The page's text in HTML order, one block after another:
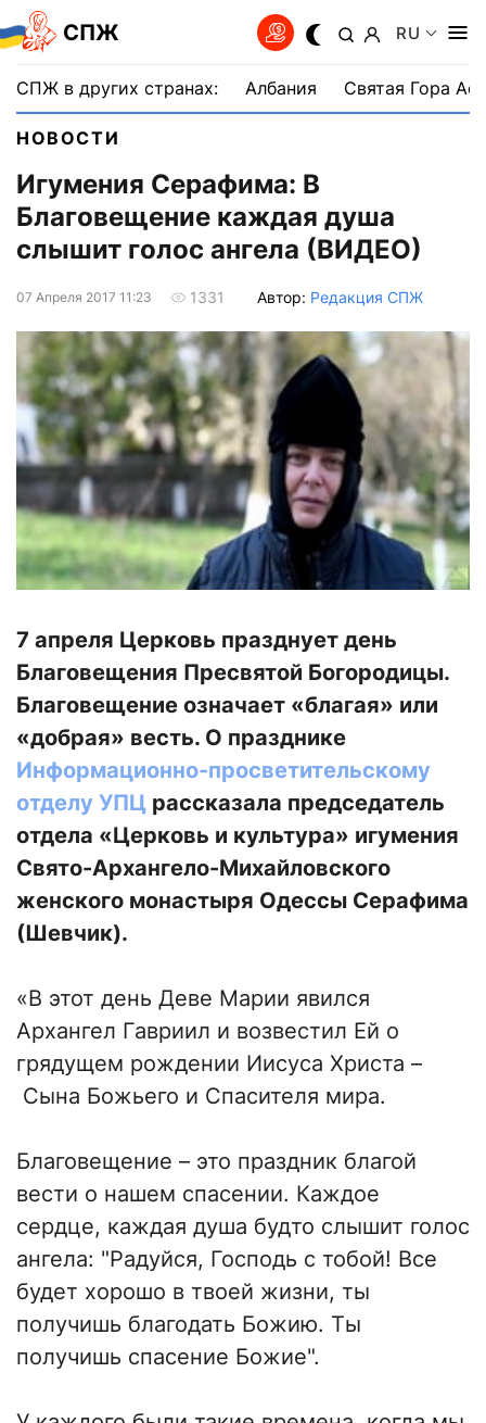
СПЖ RU
СПЖ в других странах: Албания Святая Гора
НОВОСТИ
Игумения Серафима: В
Благовещение каждая душа
слышит голос ангела (ВИДЕО)
07 Апреля 2017 11:23 1331 Автор: Редакция СПЖ
7 апреля Церковь празднует день
Благовещения Пресвятой Богородицы.
Благовещение означает «благая» или
«добрая» весть. О празднике
Информационно-просветительскому
отделу УПЦ рассказала председатель
отдела «Церковь и культура» игумения
Свято-Архангело-Михайловского
женского монастыря Одессы Серафима
(Шевчик).
«В этот день Деве Марии явился
Архангел Гавриил и возвестил Ей о
грядущем рождении Иисуса Христа –
Сына Божьего и Спасителя мира.
Благовещение – это праздник благой
вести о нашем спасении. Каждое
сердце, каждая душа будто слышит голос
ангела: "Радуйся, Господь с тобой! Все
будет хорошо в твоей жизни, ты
получишь благодать Божию. Ты
получишь спасение Божие".